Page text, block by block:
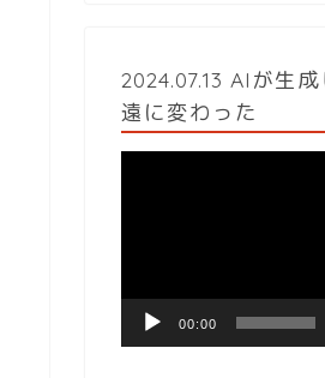
2024.07.13 AIが生
遠に変わった
ヤ
00:00